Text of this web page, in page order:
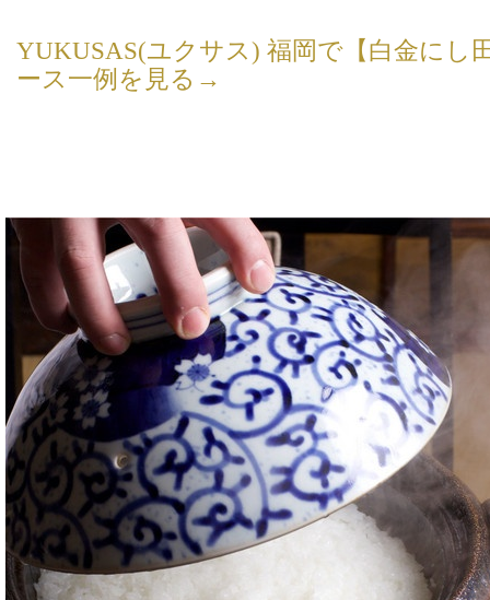
YUKUSAS(ユクサス) 福岡で【白金にし
ース一例を見る→